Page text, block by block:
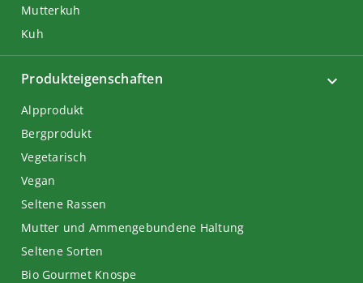
Mutterkuh
Kuh
Produkteigenschaften
Alpprodukt
Bergprodukt
Vegetarisch
Vegan
Seltene Rassen
Mutter und Ammengebundene Haltung
Seltene Sorten
Bio Gourmet Knospe